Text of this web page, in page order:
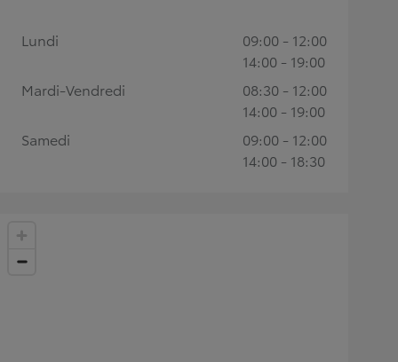
Lundi
09:00 - 12:00
14:00 - 19:00
Mardi-Vendredi
08:30 - 12:00
14:00 - 19:00
Samedi
09:00 - 12:00
14:00 - 18:30